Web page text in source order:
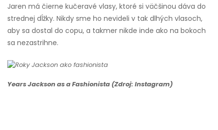
Jaren má čierne kučeravé vlasy, ktoré si väčšinou dáva do
strednej dĺžky. Nikdy sme ho nevideli v tak dlhých vlasoch,
aby sa dostal do copu, a takmer nikde inde ako na bokoch
sa nezastrihne.
Years Jackson as a Fashionista (Zdroj: Instagram)